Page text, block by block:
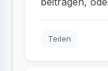
Teilen